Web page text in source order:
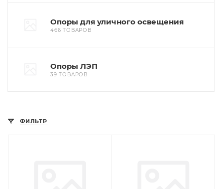
Опоры для уличного освещения
466 ТОВАРОВ
Опоры ЛЭП
39 ТОВАРОВ
ФИЛЬТР